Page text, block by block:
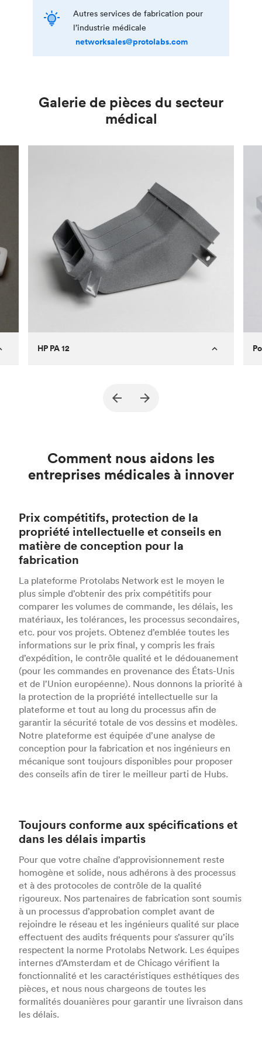
Autres services de fabrication pour
l’industrie médicale
networksales@protolabs.com
Galerie de pièces du secteur
médical
HP PA 12
Gris
Comment nous aidons les
entreprises médicales à innover
Prix compétitifs, protection de la
propriété intellectuelle et conseils en
matière de conception pour la
fabrication
La plateforme Protolabs Network est le moyen le
plus simple d’obtenir des prix compétitifs pour
comparer les volumes de commande, les délais, les
matériaux, les tolérances, les processus secondaires,
etc. pour vos projets. Obtenez d’emblée toutes les
informations sur le prix final, y compris les frais
d’expédition, le contrôle qualité et le dédouanement
(pour les commandes en provenance des États-Unis
et de l’Union européenne). Nous donnons la priorité à
la protection de la propriété intellectuelle sur la
plateforme et tout au long du processus afin de
garantir la sécurité totale de vos dessins et modèles.
Notre plateforme est équipée d’une analyse de
conception pour la fabrication et nos ingénieurs en
mécanique sont toujours disponibles pour proposer
des conseils afin de tirer le meilleur parti de Hubs.
Toujours conforme aux spécifications et
dans les délais impartis
Pour que votre chaîne d’approvisionnement reste
homogène et solide, nous adhérons à des processus
et à des protocoles de contrôle de la qualité
rigoureux. Nos partenaires de fabrication sont soumis
à un processus d’approbation complet avant de
rejoindre le réseau et les ingénieurs qualité sur place
effectuent des audits fréquents pour s’assurer qu’ils
respectent la norme Protolabs Network. Les équipes
internes d’Amsterdam et de Chicago vérifient la
fonctionnalité et les caractéristiques esthétiques des
pièces, et nous nous chargeons de toutes les
formalités douanières pour garantir une livraison dans
les délais.